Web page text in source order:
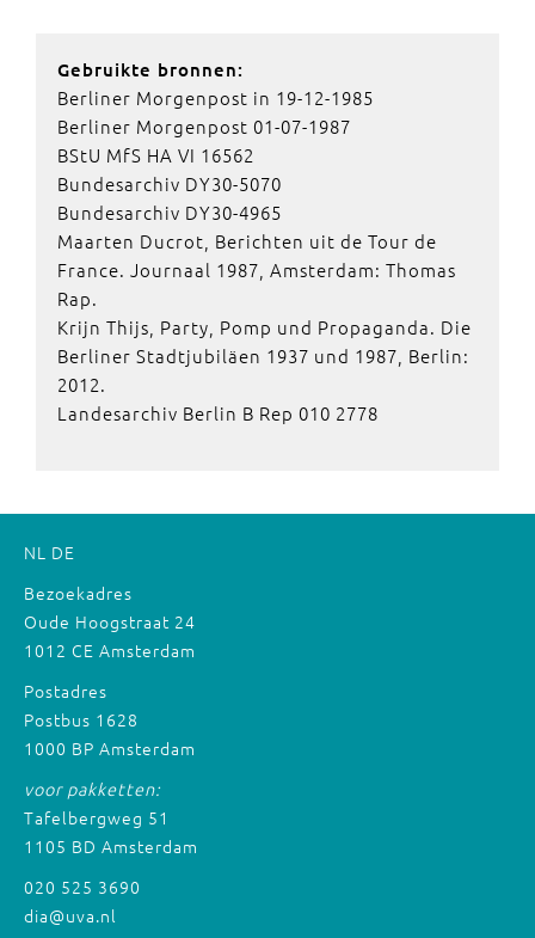
Gebruikte bronnen:
Berliner Morgenpost in 19-12-1985
Berliner Morgenpost 01-07-1987
BStU MfS HA VI 16562
Bundesarchiv DY30-5070
Bundesarchiv DY30-4965
Maarten Ducrot, Berichten uit de Tour de
France. Journaal 1987, Amsterdam: Thomas
Rap.
Krijn Thijs, Party, Pomp und Propaganda. Die
Berliner Stadtjubiläen 1937 und 1987, Berlin:
2012.
Landesarchiv Berlin B Rep 010 2778
NL DE
Bezoekadres
Oude Hoogstraat 24
1012 CE Amsterdam
Postadres
Postbus 1628
1000 BP Amsterdam
voor pakketten:
Tafelbergweg 51
1105 BD Amsterdam
020 525 3690
dia@uva.nl